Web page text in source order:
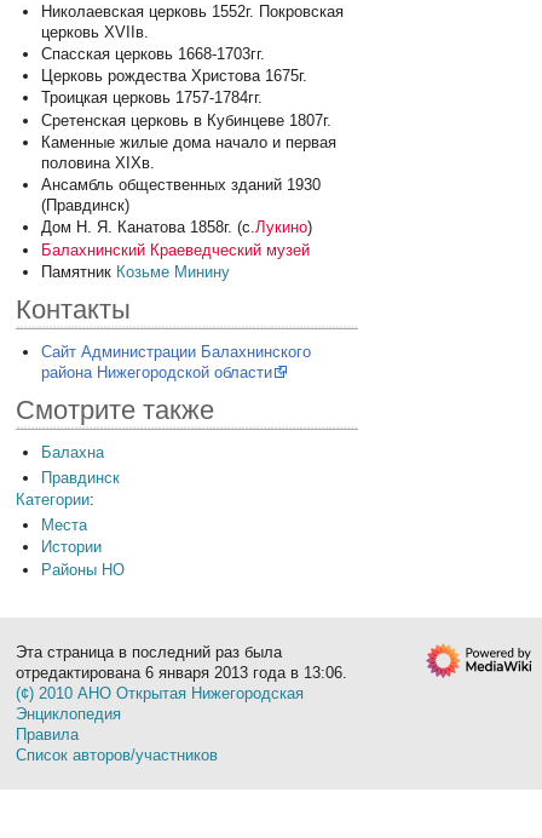
Николаевская церковь 1552г. Покровская
церковь XVIIв.
Спасская церковь 1668-1703гг.
Церковь рождества Христова 1675г.
Троицкая церковь 1757-1784гг.
Сретенская церковь в Кубинцеве 1807г.
Каменные жилые дома начало и первая
половина XIXв.
Ансамбль общественных зданий 1930
(Правдинск)
Дом Н. Я. Канатова 1858г. (с.Лукино)
Балахнинский Краеведческий музей
Памятник Козьме Минину
Контакты
Сайт Администрации Балахнинского
района Нижегородской области
Смотрите также
Балахна
Правдинск
Категории:
Места
Истории
Районы НО
Эта страница в последний раз была
отредактирована 6 января 2013 года в 13:06.
(¢) 2010 АНО Открытая Нижегородская
Энциклопедия
Правила
Список авторов/участников